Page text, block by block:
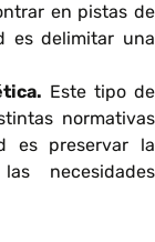
en pistas de
es delimitar una
Este tipo de
normativas
es preservar la
necesidades